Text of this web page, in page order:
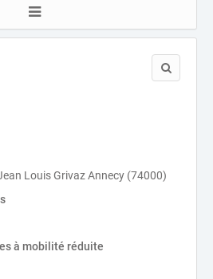
Louis Grivaz Annecy (74000)
à mobilité réduite